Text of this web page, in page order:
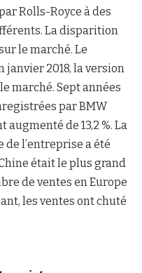
Rolls-Royce à des
La disparition
le marché. Le
janvier 2018, la version
marché. Sept années
par BMW
augmenté de 13,2 %. La
l’entreprise a été
était le plus grand
de ventes en Europe
les ventes ont chuté